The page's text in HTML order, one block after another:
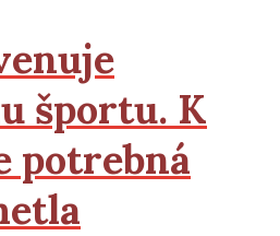
športu. K
potrebná